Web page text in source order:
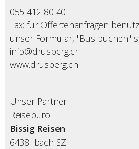
055 412 80 40
Fax: für Offertenanfragen
unser Formular, "Bus buchen"
info@drusberg.ch
www.drusberg.ch
Unser Partner
Reisebüro:
Bissig Reisen
6438 Ibach SZ